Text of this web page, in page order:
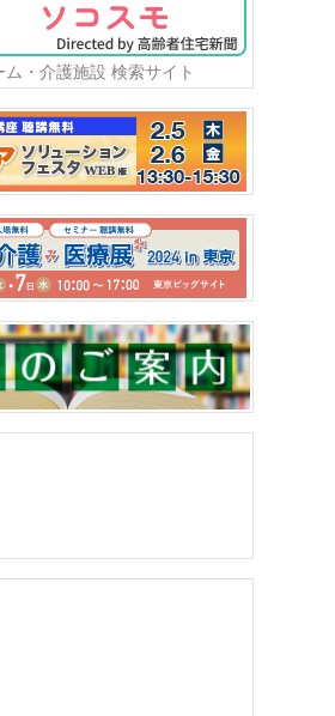
・介護施設 検索サイト